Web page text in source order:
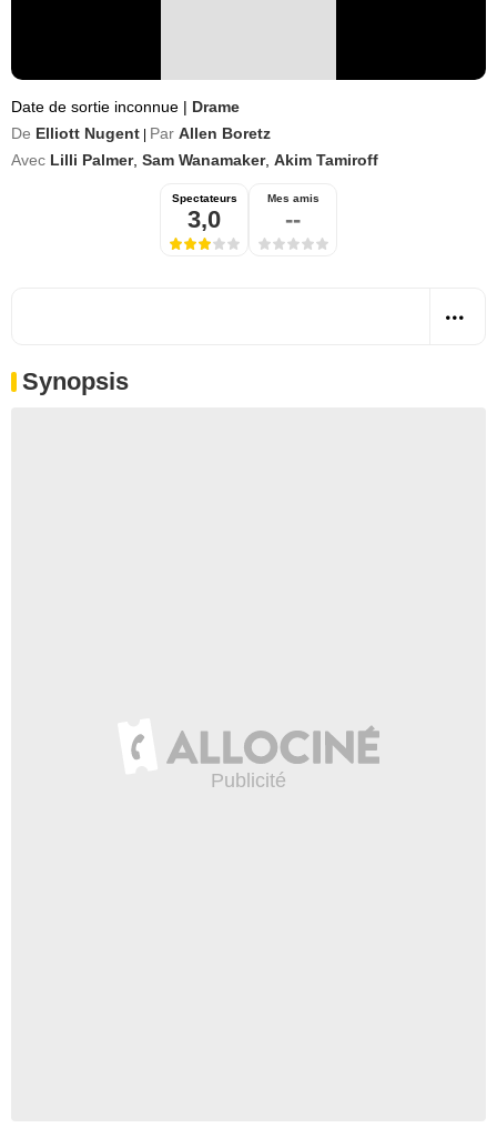
Date de sortie inconnue | Drame
De Elliott Nugent Par Allen Boretz
Avec Lilli Palmer, Sam Wanamaker, Akim Tamiroff
Spectateurs
3,0
Mes amis
--
Synopsis